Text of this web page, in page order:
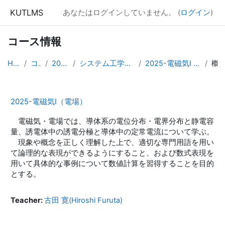
KUTLMS あなたはログインしていません。 (ログイン)
コース情報
Home コース 2025年度 システム工学群専門発展科目 2025-電磁気Ⅰ [月木2限A104]
2025-電磁気Ⅰ（電場）
電磁気・電場では、導体系の電位分布・電界分布と静電容
量、誘電体中の誘電分極と導体中の定常電流について学ぶ。
現象や概念を正しく理解した上で、適切な専門用語を用い
て論理的な表現ができるようにすること、および数式表現を
用いて具体的な事例について数値計算を習得することを目的
とする。
Teacher:古田 寛(Hiroshi Furuta)